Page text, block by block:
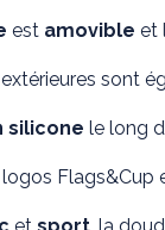
est amovible et
sont
silicone le long
Flags&Cup